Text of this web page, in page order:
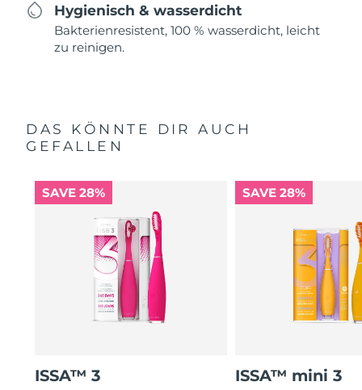
Hygienisch & wasserdicht
Bakterienresistent, 100 % wasserdicht, leicht
zu reinigen.
DAS KÖNNTE DIR AUCH
GEFALLEN
SAVE 28%
ISSA™ 3
SAVE 28%
ISSA™ mini 3